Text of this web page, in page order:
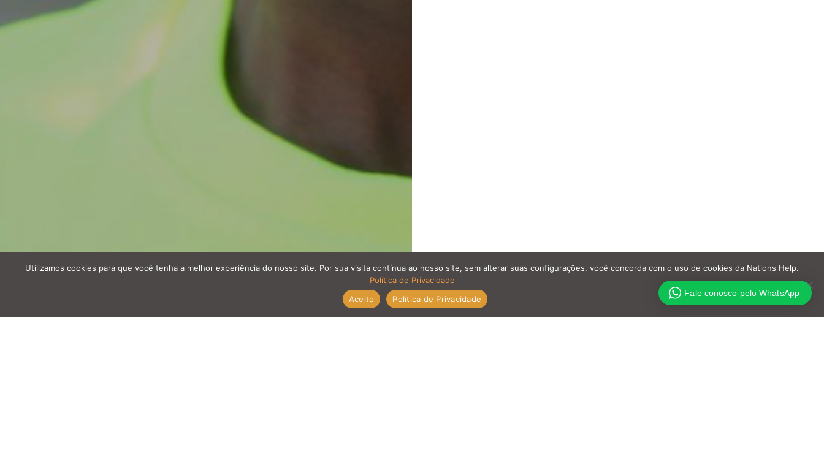
Utilizamos cookies para que você tenha a melhor experiência do nosso site. Por sua visita contínua ao nosso site, sem alterar suas configurações, você concorda com o uso de cookies da Nations Help.
Política de Privacidade
Aceito
Política de Privacidade
Fale conosco pelo WhatsApp